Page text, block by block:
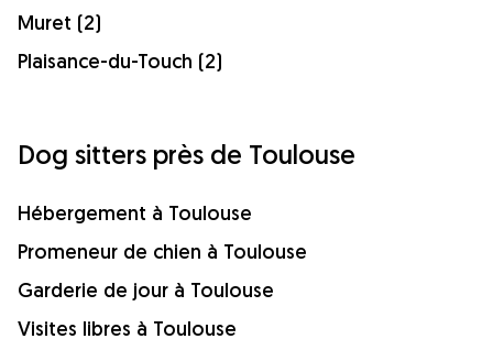
Muret (2)
Plaisance-du-Touch (2)
Dog sitters près de Toulouse
Hébergement à Toulouse
Promeneur de chien à Toulouse
Garderie de jour à Toulouse
Visites libres à Toulouse